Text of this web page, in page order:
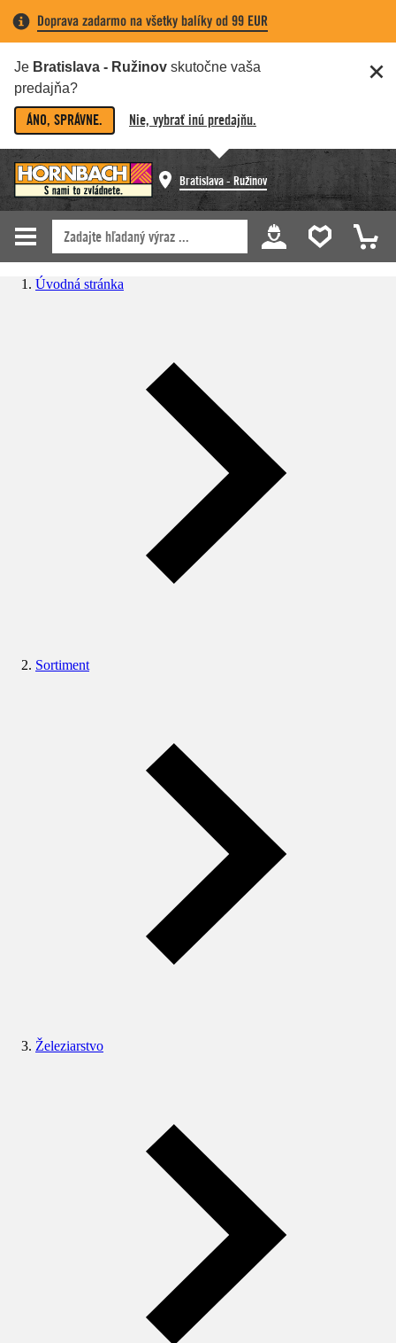
Doprava zadarmo na všetky balíky od 99 EUR
Je Bratislava - Ružinov skutočne vaša
predajňa?
ÁNO, SPRÁVNE. Nie, vybrať inú predajňu.
Bratislava - Ružinov
Úvodná stránka
Sortiment
Železiarstvo